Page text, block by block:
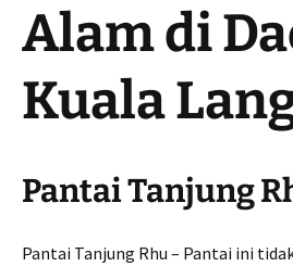
Alam di
Kuala
Pantai Tanjung
Pantai Tanjung Rhu – Pantai ini